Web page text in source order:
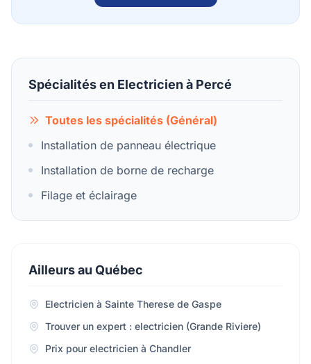
Spécialités en Electricien à Percé
Toutes les spécialités (Général)
Installation de panneau électrique
Installation de borne de recharge
Filage et éclairage
Ailleurs au Québec
Electricien à Sainte Therese de Gaspe
Trouver un expert : electricien (Grande Riviere)
Prix pour electricien à Chandler